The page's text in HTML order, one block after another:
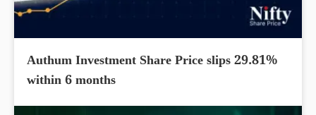
Authum Investment Share Price slips 29.81%
within 6 months